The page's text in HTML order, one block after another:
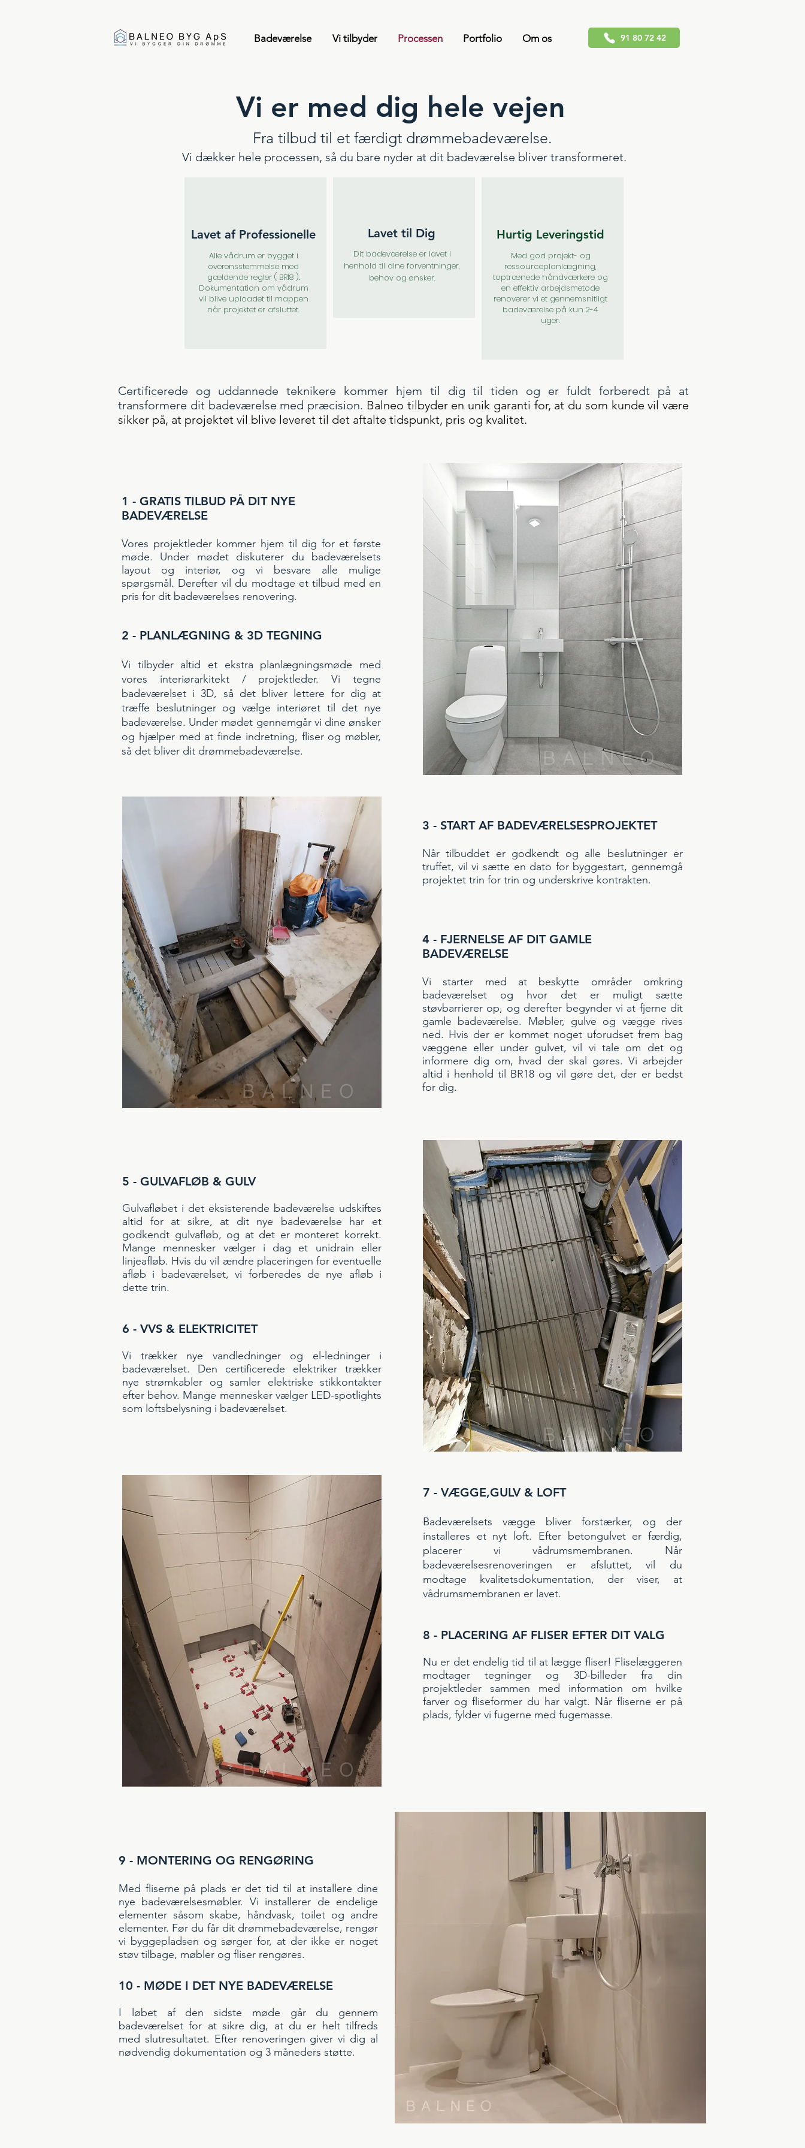
Badeværelse Vi tilbyder Processen Portfolio Om os 91 80 72 42
Vi er med dig hele vejen
Fra tilbud til et færdigt drømmebadeværelse.
Vi dækker hele processen, så du bare nyder at dit badeværelse bliver transformeret.
Lavet af Professionelle
Alle vådrum er bygget i
overensstemmelse med
gældende regler ( BR18 ).
Dokumentation om vådrum
vil blive uploadet til mappen
når projektet er afsluttet.
Lavet til Dig
Dit badeværelse er lavet i
henhold til dine forventninger,
behov og ønsker.
Hurtig Leveringstid
Med god projekt- og
ressourceplanlægning,
toptrænede håndværkere og
en effektiv arbejdsmetode
renoverer vi et gennemsnitligt
badeværelse på kun 2-4
uger.
Certificerede og uddannede teknikere kommer hjem til dig til tiden og er fuldt forberedt på at
transformere dit badeværelse med præcision. Balneo tilbyder en unik garanti for, at du som kunde vil være
sikker på, at projektet vil blive leveret til det aftalte tidspunkt, pris og kvalitet.
1 - GRATIS TILBUD PÅ DIT NYE
BADEVÆRELSE
Vores projektleder kommer hjem til dig for et første
møde. Under mødet diskuterer du badeværelsets
layout og interiør, og vi besvare alle mulige
spørgsmål. Derefter vil du modtage et tilbud med en
pris for dit badeværelses renovering.
2 - PLANLÆGNING & 3D TEGNING
Vi tilbyder altid et ekstra planlægningsmøde med
vores interiørarkitekt / projektleder. Vi tegne
badeværelset i 3D, så det bliver lettere for dig at
træffe beslutninger og vælge interiøret til det nye
badeværelse. Under mødet gennemgår vi dine ønsker
og hjælper med at finde indretning, fliser og møbler,
så det bliver dit drømmebadeværelse.
3 - START AF BADEVÆRELSESPROJEKTET
Når tilbuddet er godkendt og alle beslutninger er
truffet, vil vi sætte en dato for byggestart, gennemgå
projektet trin for trin og underskrive kontrakten.
4 - FJERNELSE AF DIT GAMLE
BADEVÆRELSE
Vi starter med at beskytte områder omkring
badeværelset og hvor det er muligt sætte
støvbarrierer op, og derefter begynder vi at fjerne dit
gamle badeværelse. Møbler, gulve og vægge rives
ned. Hvis der er kommet noget uforudset frem bag
væggene eller under gulvet, vil vi tale om det og
informere dig om, hvad der skal gøres. Vi arbejder
altid i henhold til BR18 og vil gøre det, der er bedst
for dig.
5 - GULVAFLØB & GULV
Gulvafløbet i det eksisterende badeværelse udskiftes
altid for at sikre, at dit nye badeværelse har et
godkendt gulvafløb, og at det er monteret korrekt.
Mange mennesker vælger i dag et unidrain eller
linjeafløb. Hvis du vil ændre placeringen for eventuelle
afløb i badeværelset, vi forberedes de nye afløb i
dette trin.
6 - VVS & ELEKTRICITET
Vi trækker nye vandledninger og el-ledninger i
badeværelset. Den certificerede elektriker trækker
nye strømkabler og samler elektriske stikkontakter
efter behov. Mange mennesker vælger LED-spotlights
som loftsbelysning i badeværelset.
7 - VÆGGE,GULV & LOFT
Badeværelsets vægge bliver forstærker, og der
installeres et nyt loft. Efter betongulvet er færdig,
placerer vi vådrumsmembranen. Når
badeværelsesrenoveringen er afsluttet, vil du
modtage kvalitetsdokumentation, der viser, at
vådrumsmembranen er lavet.
8 - PLACERING AF FLISER EFTER DIT VALG
Nu er det endelig tid til at lægge fliser! Fliselæggeren
modtager tegninger og 3D-billeder fra din
projektleder sammen med information om hvilke
farver og fliseformer du har valgt. Når fliserne er på
plads, fylder vi fugerne med fugemasse.
9 - MONTERING OG RENGØRING
Med fliserne på plads er det tid til at installere dine
nye badeværelsesmøbler. Vi installerer de endelige
elementer såsom skabe, håndvask, toilet og andre
elementer. Før du får dit drømmebadeværelse, rengør
vi byggepladsen og sørger for, at der ikke er noget
støv tilbage, møbler og fliser rengøres.
10 - MØDE I DET NYE BADEVÆRELSE
I løbet af den sidste møde går du gennem
badeværelset for at sikre dig, at du er helt tilfreds
med slutresultatet. Efter renoveringen giver vi dig al
nødvendig dokumentation og 3 måneders støtte.